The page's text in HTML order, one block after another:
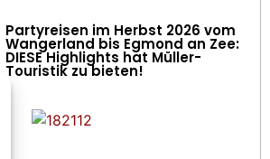
Partyreisen im Herbst 2026 vom
Wangerland bis Egmond an Zee:
DIESE Highlights hat Müller-
Touristik zu bieten!